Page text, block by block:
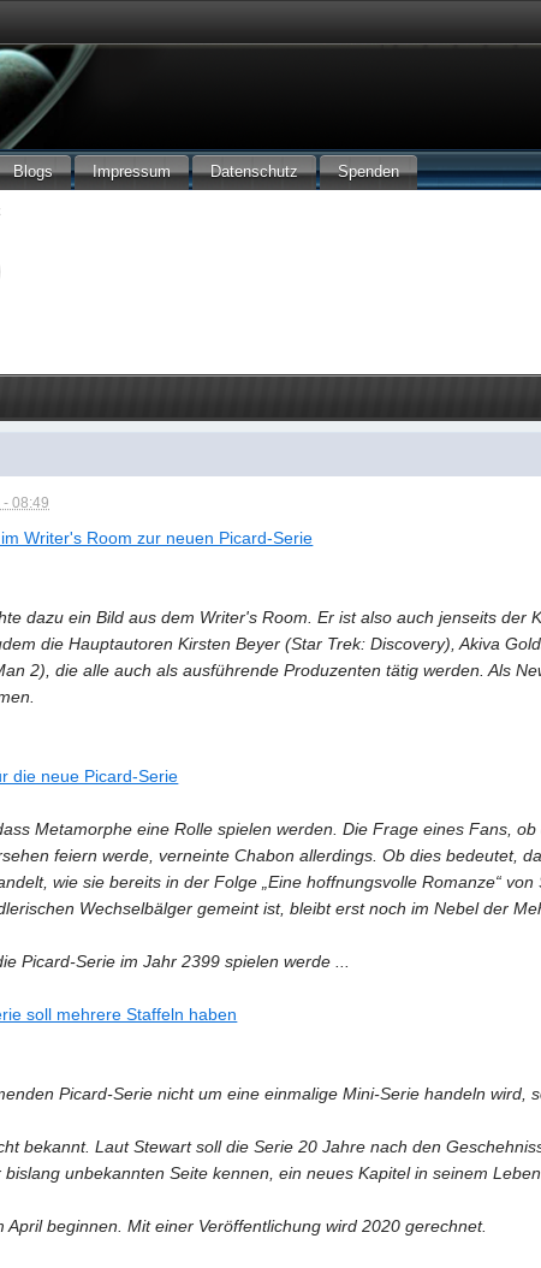
Blogs Impressum Datenschutz Spenden
08:49
Writer's Room zur neuen Picard-Serie
dazu ein Bild aus dem Writer's Room. Er ist also auch jenseits der
die Hauptautoren Kirsten Beyer (Star Trek: Discovery), Akiva
2), die alle auch als ausführende Produzenten tätig werden. Als
die neue Picard-Serie
Metamorphe eine Rolle spielen werden. Die Frage eines Fans,
feiern werde, verneinte Chabon allerdings. Ob dies bedeutet,
wie sie bereits in der Folge „Eine hoffnungsvolle Romanze“
Wechselbälger gemeint ist, bleibt erst noch im Nebel der
Picard-Serie im Jahr 2399 spielen werde ...
soll mehrere Staffeln haben
Picard-Serie nicht um eine einmalige Mini-Serie handeln wird,
bekannt. Laut Stewart soll die Serie 20 Jahre nach den
unbekannten Seite kennen, ein neues Kapitel in seinem
April beginnen. Mit einer Veröffentlichung wird 2020 gerechnet.